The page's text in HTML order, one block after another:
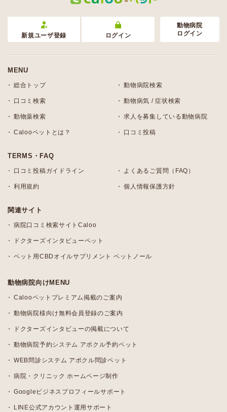
新規ユーザ登録 ログイン
動物病院
ログイン
MENU
総合トップ 動物病院検索
口コミ検索 動物病気 / 症状検索
動物薬検索 求人を募集している動物病院
Calooペットとは？ 口コミ投稿
TERMS・FAQ
口コミ投稿ガイドライン よくあるご質問（FAQ）
利用規約 個人情報保護方針
関連サイト
病院口コミ検索サイトCaloo
ドクターズインタビューペット
ペット用CBDオイルサプリメント ペットノール
動物病院向けMENU
Calooペットプレミアム掲載のご案内
動物病院様向け無料会員登録のご案内
ドクターズインタビューの掲載について
動物病院予約システム アポクル予約ペット
WEB問診システム アポクル問診ペット
病院・クリニック ホームページ制作
Googleビジネスプロフィールサポート
LINE公式アカウント運用サポート